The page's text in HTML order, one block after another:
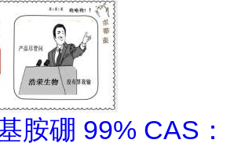
胺硼 99% CAS：